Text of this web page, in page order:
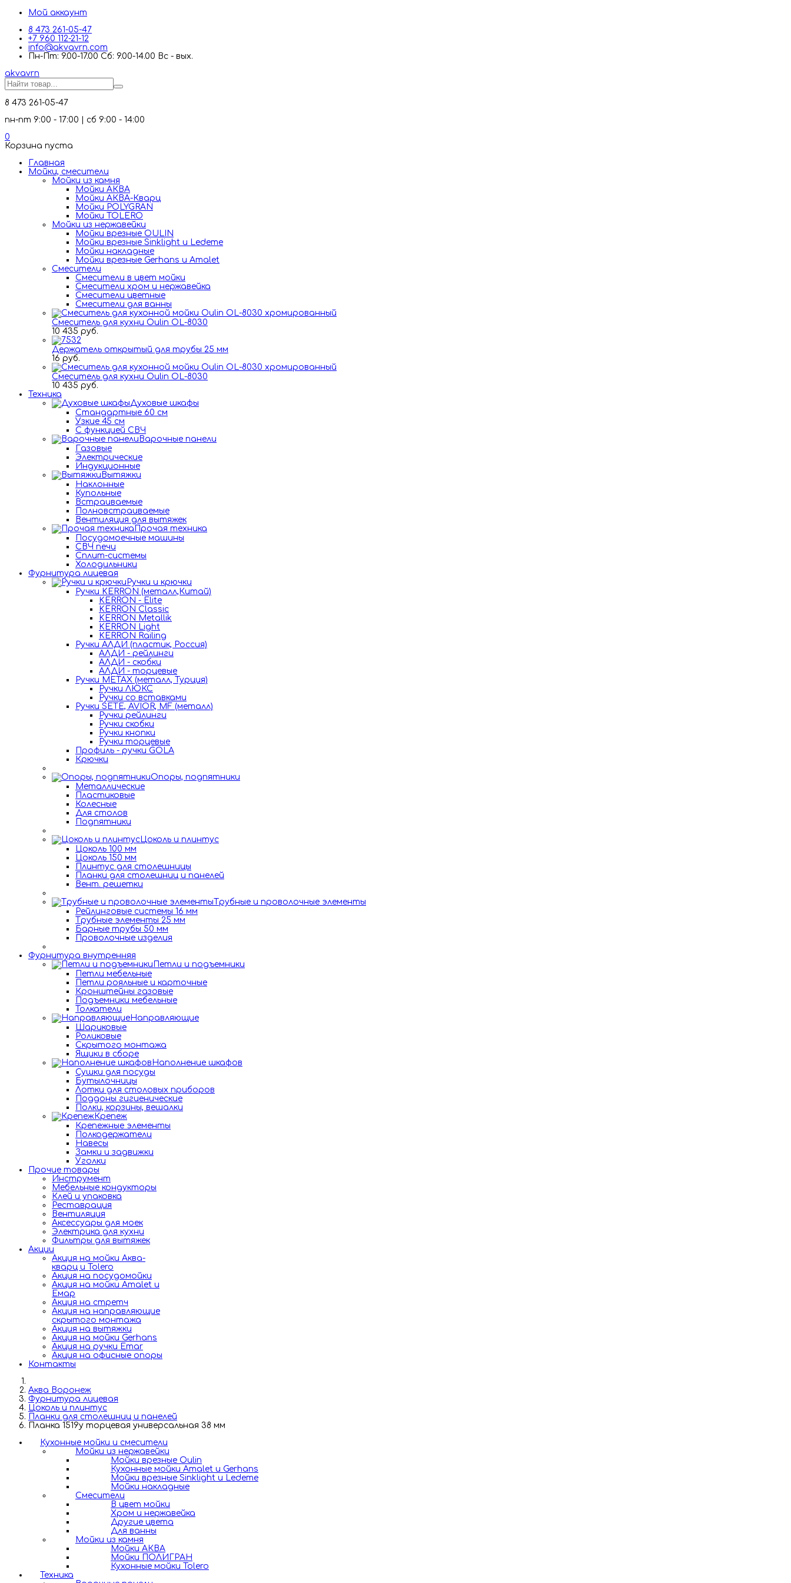
Мой аккаунт
8 473 261-05-47
+7 960 112-21-12
info@akvavrn.com
Пн-Пт: 9.00-17.00 Сб: 9.00-14.00 Вс - вых.
akvavrn
8 473 261-05-47
пн-пт 9:00 - 17:00 | сб 9:00 - 14:00
0
Корзина пуста
Главная
Мойки, смесители
Mойки из камня
Мойки АКВА
Мойки АКВА-Кварц
Мойки POLYGRAN
Мойки TOLERO
Мойки из нержавейки
Мойки врезные OULIN
Мойки врезные Sinklight и Ledeme
Мойки накладные
Мойки врезные Gerhans и Amalet
Смесители
Смесители в цвет мойки
Смесители хром и нержавейка
Смесители цветные
Смесители для ванны
Смеситель для кухни Oulin OL-8030
10 435 руб.
Держатель открытый для трубы 25 мм
16 руб.
Смеситель для кухни Oulin OL-8030
10 435 руб.
Техника
Духовые шкафы
Стандартные 60 см
Узкие 45 см
С функцией СВЧ
Варочные панели
Газовые
Электрические
Индукционные
Вытяжки
Наклонные
Купольные
Встраиваемые
Полновстраиваемые
Вентиляция для вытяжек
Прочая техника
Посудомоечные машины
СВЧ печи
Сплит-системы
Холодильники
Фурнитура лицевая
Ручки и крючки
Ручки KERRON (металл,Китай)
KERRON - Elite
KERRON Classic
KERRON Metallik
KERRON Light
KERRON Railing
Ручки АЛДИ (пластик, Россия)
АЛДИ - рейлинги
АЛДИ - скобки
АЛДИ - торцевые
Ручки METAX (металл, Турция)
Ручки ЛЮКС
Ручки со вставками
Ручки SETE, AVIOR, MF (металл)
Ручки рейлинги
Ручки скобки
Ручки кнопки
Ручки торцевые
Профиль - ручки GOLA
Крючки
Опоры, подпятники
Металлические
Пластиковые
Колесные
Для столов
Подпятники
Цоколь и плинтус
Цоколь 100 мм
Цоколь 150 мм
Плинтус для столешницы
Планки для столешниц и панелей
Вент. решетки
Трубные и проволочные элементы
Рейлинговые системы 16 мм
Трубные элементы 25 мм
Барные трубы 50 мм
Проволочные изделия
Фурнитура внутренняя
Петли и подъемники
Петли мебельные
Петли рояльные и карточные
Кронштейны газовые
Подъемники мебельные
Толкатели
Направляющие
Шариковые
Роликовые
Скрытого монтажа
Ящики в сборе
Наполнение шкафов
Сушки для посуды
Бутылочницы
Лотки для столовых приборов
Поддоны гигиенические
Полки, корзины, вешалки
Крепеж
Крепежные элементы
Полкодержатели
Навесы
Замки и задвижки
Уголки
Прочие товары
Инструмент
Мебельные кондукторы
Клей и упаковка
Реставрация
Вентиляция
Аксессуары для моек
Электрика для кухни
Фильтры для вытяжек
Акции
Акция на мойки Аква-
кварц и Tolero
Акция на посудомойки
Акция на мойки Amalet и
Емар
Акция на стретч
Акция на направляющие
скрытого монтажа
Акция на вытяжки
Акция на мойки Gerhans
Акция на ручки Emar
Акция на офисные опоры
Контакты
Аква Воронеж
Фурнитура лицевая
Цоколь и плинтус
Планки для столешниц и панелей
Планка 1519у торцевая универсальная 38 мм
Кухонные мойки и смесители
Мойки из нержавейки
Мойки врезные Oulin
Кухонные мойки Amalet и Gerhans
Мойки врезные Sinklight и Ledeme
Мойки накладные
Смесители
В цвет мойки
Хром и нержавейка
Другие цвета
Для ванны
Мойки из камня
Мойки АКВА
Мойки ПОЛИГРАН
Кухонные мойки Tolero
Техника